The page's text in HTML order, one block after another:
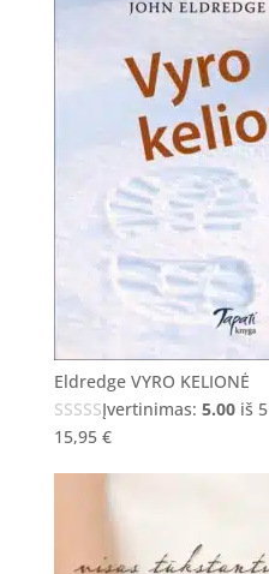
Eldredge VYRO KELIONĖ
Įvertinimas: 5.00iš 5
15,95 €